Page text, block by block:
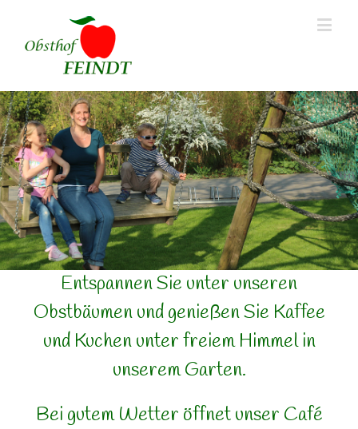
Entspannen Sie unter unseren
Obstbäumen und genießen Sie Kaffee
und Kuchen unter freiem Himmel in
unserem Garten.
Bei gutem Wetter öffnet unser Café